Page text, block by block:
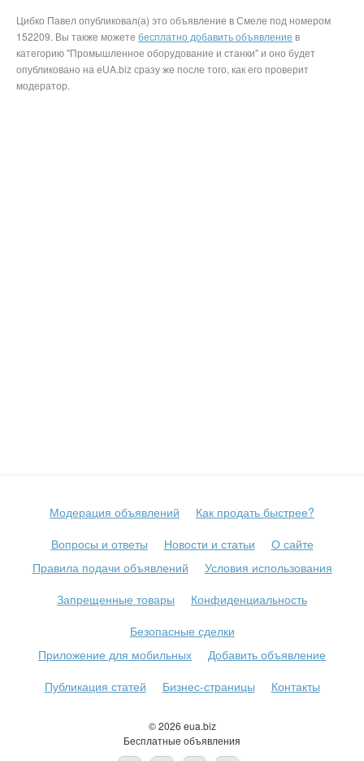
Цибко Павел опубликовал(а) это объявление в Смеле под номером
152209. Вы также можете бесплатно добавить объявление в
категорию "Промышленное оборудование и станки" и оно будет
опубликовано на eUA.biz сразу же после того, как его проверит
модератор.
© 2026 eua.biz
Бесплатные объявления
Модерация объявлений
Как продать быстрее?
Вопросы и ответы
Новости и статьи
О сайте
Правила подачи объявлений
Условия использования
Запрещенные товары
Конфиденциальность
Безопасные сделки
Приложение для мобильных
Добавить объявление
Публикация статей
Бизнес-страницы Контакты